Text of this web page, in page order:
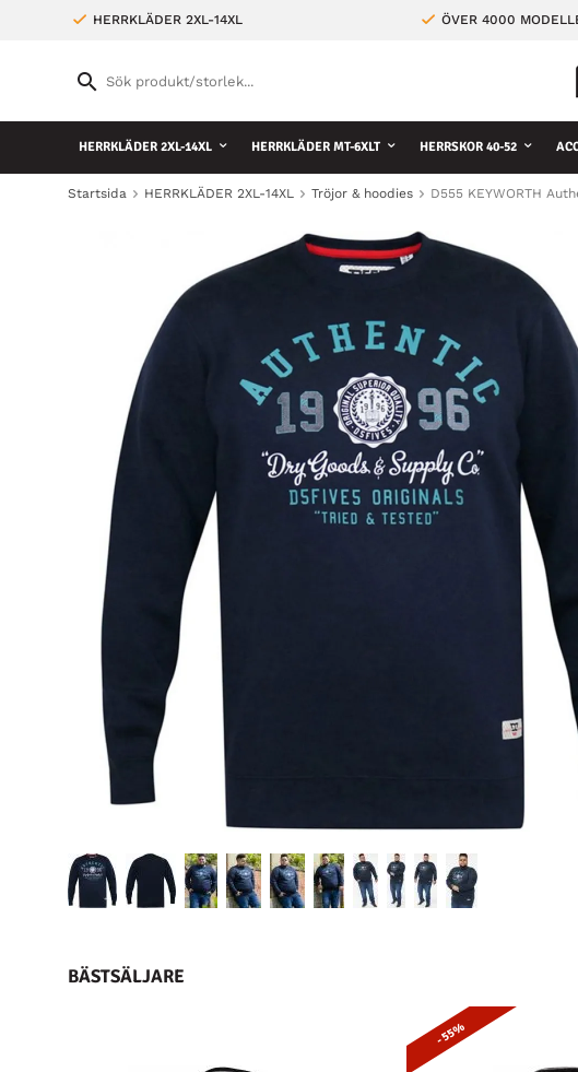
HERRKLÄDER 2XL-14XL ÖVER 4000
HERRKLÄDER 2XL-14XL HERRKLÄDER MT-6XLT HERRSKOR 40-52
Startsida HERRKLÄDER 2XL-14XL Tröjor & hoodies D555 KEYWORTH
BÄSTSÄLJARE
- 55%